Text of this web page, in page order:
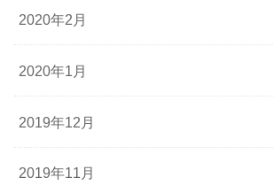
2020年2月
2020年1月
2019年12月
2019年11月